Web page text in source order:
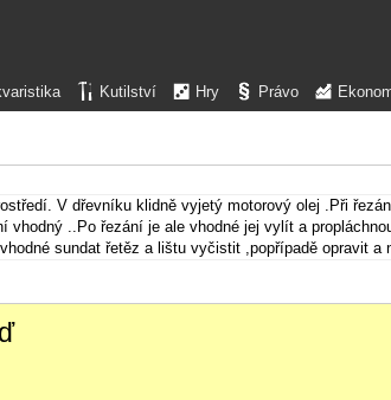
Kutilství Hry Právo
V dřevníku klidně vyjetý motorový olej .Při
vhodný ..Po řezání je ale vhodné jej vylít a
sundat řetěz a lištu vyčistit ,popřípadě opravit a